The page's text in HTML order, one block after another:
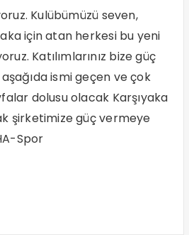
Kulübümüzü seven,
için atan herkesi bu yeni
Katılımlarınız bize güç
ismi geçen ve çok
dolusu olacak Karşıyaka
şirketimize güç vermeye
Spor